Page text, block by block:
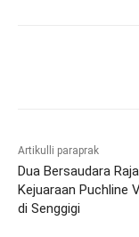
Artikulli paraprak
Dua Bersaudara
Kejuaraan Puchline
di Senggigi